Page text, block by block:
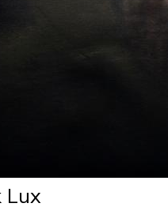
Lux